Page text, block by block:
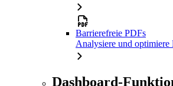
Barrierefreie PDFs
Analysiere und optimiere
Dashboard-